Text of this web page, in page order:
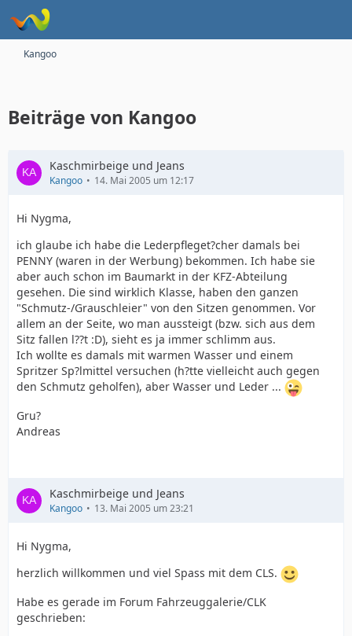
Kangoo
Beiträge von Kangoo
Kaschmirbeige und Jeans
Kangoo 14. Mai 2005 um 12:17
Hi Nygma,
ich glaube ich habe die Lederpfleget?cher damals bei
PENNY (waren in der Werbung) bekommen. Ich habe sie
aber auch schon im Baumarkt in der KFZ-Abteilung
gesehen. Die sind wirklich Klasse, haben den ganzen
"Schmutz-/Grauschleier" von den Sitzen genommen. Vor
allem an der Seite, wo man aussteigt (bzw. sich aus dem
Sitz fallen l??t :D), sieht es ja immer schlimm aus.
Ich wollte es damals mit warmen Wasser und einem
Spritzer Sp?lmittel versuchen (h?tte vielleicht auch gegen
den Schmutz geholfen), aber Wasser und Leder ...
Gru?
Andreas
Kaschmirbeige und Jeans
Kangoo 13. Mai 2005 um 23:21
Hi Nygma,
herzlich willkommen und viel Spass mit dem CLS.
Habe es gerade im Forum Fahrzeuggalerie/CLK
geschrieben: